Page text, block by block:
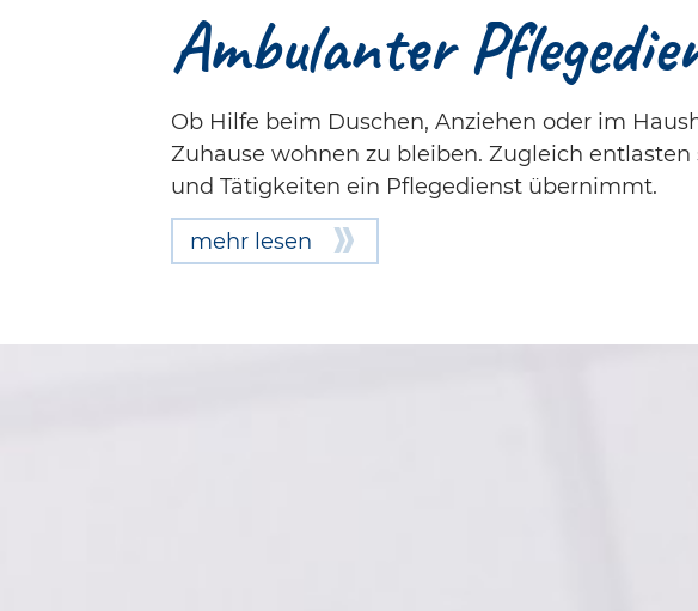
Ambulanter
Ob Hilfe beim Duschen, Anziehen oder im
Zuhause wohnen zu bleiben. Zugleich
und Tätigkeiten ein Pflegedienst übernimmt.
mehr lesen